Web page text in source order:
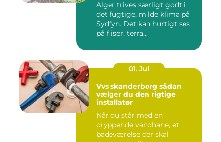
Alger trives særligt godt i
det fugtige, milde klima på
Sydfyn. Det kan hurtigt ses
på fliser, terra...
01. Jul
Vvs skanderborg sådan
vælger du den rigtige
installatør
Når du står med en
dryppende vandhane, et
badeværelse der skal